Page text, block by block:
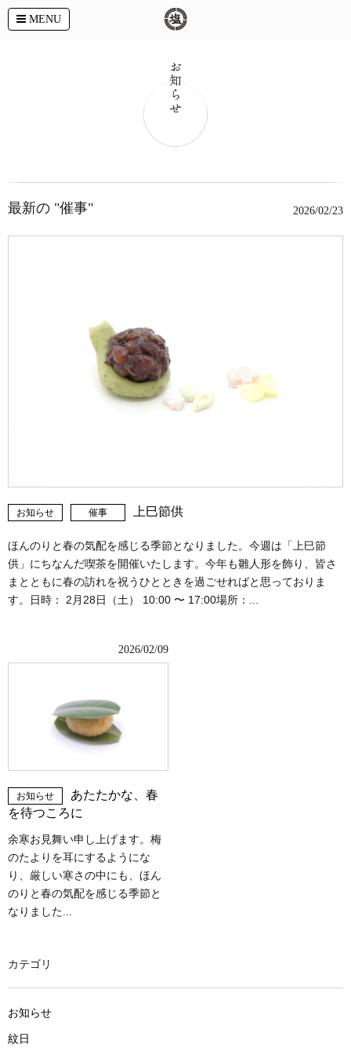
MENU
最新の "催事" 2026/02/23
お知らせ 催事 上巳節供
ほんのりと春の気配を感じる季節となりました。今週は「上巳節
供」にちなんだ喫茶を開催いたします。今年も雛人形を飾り、皆さ
まとともに春の訪れを祝うひとときを過ごせればと思っておりま
す。日時： 2月28日（土） 10:00 〜 17:00場所：...
2026/02/09
お知らせ
あたたかな、春
を待つころに
余寒お見舞い申し上げます。梅
のたよりを耳にするようにな
り、厳しい寒さの中にも、ほん
のりと春の気配を感じる季節と
なりました...
カテゴリ
お知らせ
紋日